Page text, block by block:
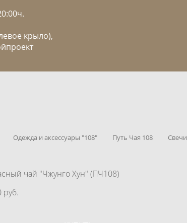
крыло),
Одежда и аксессуары "108" Путь Чая 108 Свечи
чай "Чжунго Хун" (ПЧ108)
pуб.